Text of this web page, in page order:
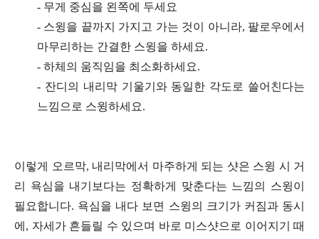
- 무게 중심을 왼쪽에 두세요
- 스윙을 끝까지 가지고 가는 것이 아니라, 팔로우에서
마무리하는 간결한 스윙을 하세요.
- 하체의 움직임을 최소화하세요.
- 잔디의 내리막 기울기와 동일한 각도로 쓸어친다는
느낌으로 스윙하세요.
이렇게 오르막, 내리막에서 마주하게 되는 샷은 스윙 시 거
리 욕심을 내기보다는 정확하게 맞춘다는 느낌의 스윙이
필요합니다. 욕심을 내다 보면 스윙의 크기가 커짐과 동시
에, 자세가 흔들릴 수 있으며 바로 미스샷으로 이어지기 때